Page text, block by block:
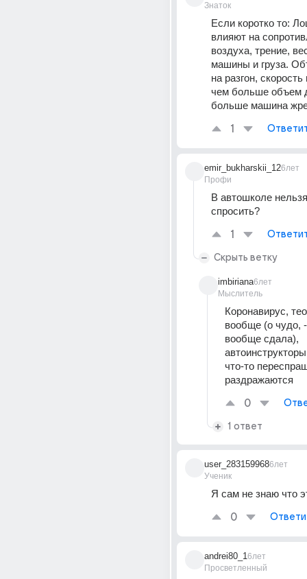
Знаток
Если коротко то:
влияют на
воздуха, трение,
машины и груза.
на разгон,
чем больше объем
больше машина
1
emir_bukharskii_12
Профи
6лет
В автошколе
спросить?
1
Скрыть ветку
imbiriana
Мыслитель
6лет
Коронавирус,
вообще (о чудо,
вообще сдала),
что-то
раздражаются
0
1 ответ
user_283159968
Ученик
6лет
Я сам не знаю что
0
andrei80_1
Просветленный
6лет